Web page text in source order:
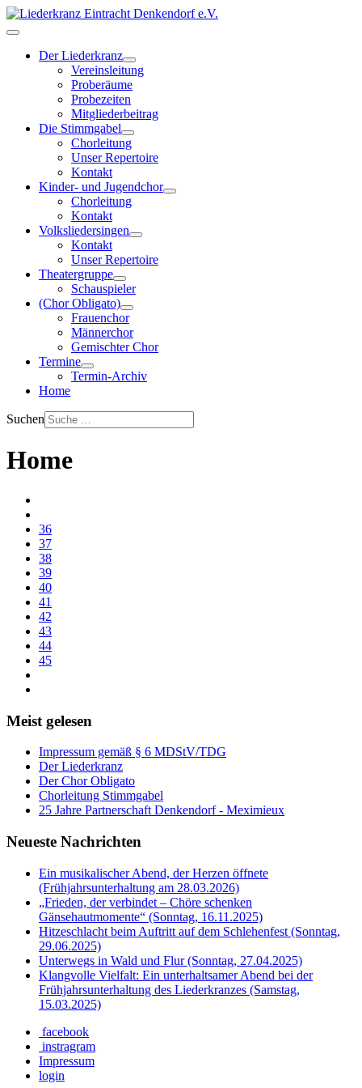
Der Liederkranz
Vereinsleitung
Proberäume
Probezeiten
Mitgliederbeitrag
Die Stimmgabel
Chorleitung
Unser Repertoire
Kontakt
Kinder- und Jugendchor
Chorleitung
Kontakt
Volksliedersingen
Kontakt
Unser Repertoire
Theatergruppe
Schauspieler
(Chor Obligato)
Frauenchor
Männerchor
Gemischter Chor
Termine
Termin-Archiv
Home
Suchen
Home
36
37
38
39
40
41
42
43
44
45
Meist gelesen
Impressum gemäß § 6 MDStV/TDG
Der Liederkranz
Der Chor Obligato
Chorleitung Stimmgabel
25 Jahre Partnerschaft Denkendorf - Meximieux
Neueste Nachrichten
Ein musikalischer Abend, der Herzen öffnete
(Frühjahrsunterhaltung am 28.03.2026)
„Frieden, der verbindet – Chöre schenken
Gänsehautmomente“ (Sonntag, 16.11.2025)
Hitzeschlacht beim Auftritt auf dem Schlehenfest (Sonntag,
29.06.2025)
Unterwegs in Wald und Flur (Sonntag, 27.04.2025)
Klangvolle Vielfalt: Ein unterhaltsamer Abend bei der
Frühjahrsunterhaltung des Liederkranzes (Samstag,
15.03.2025)
facebook
instragram
Impressum
login